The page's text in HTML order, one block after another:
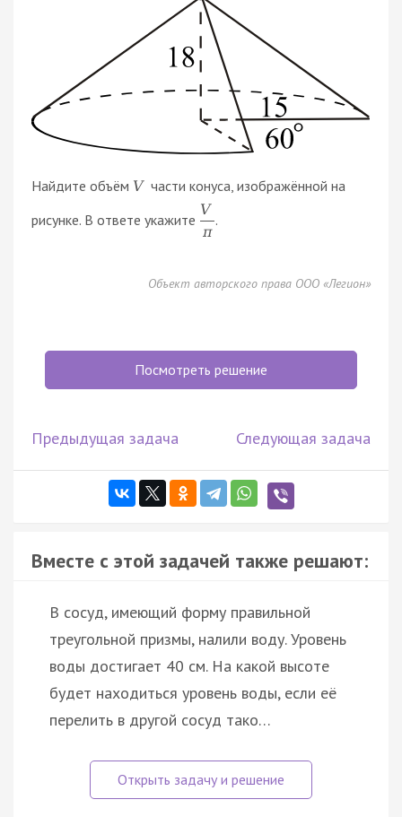
Найдите объём V части конуса, изображённой на
рисунке. В ответе укажите
V
π
.
Объект авторского права ООО «Легион»
Посмотреть решение
Предыдущая задача Следующая задача
Вместе с этой задачей также решают:
В сосуд, имеющий форму правильной
треугольной призмы, налили воду. Уровень
воды достигает 40 см. На какой высоте
будет находиться уровень воды, если её
перелить в другой сосуд тако…